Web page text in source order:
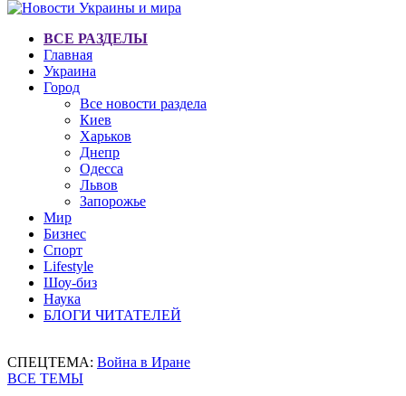
ВСЕ РАЗДЕЛЫ
Главная
Украина
Город
Все новости раздела
Киев
Харьков
Днепр
Одесса
Львов
Запорожье
Мир
Бизнес
Спорт
Lifestyle
Шоу-биз
Наука
БЛОГИ ЧИТАТЕЛЕЙ
СПЕЦТЕМА: Война в Иране
ВСЕ ТЕМЫ